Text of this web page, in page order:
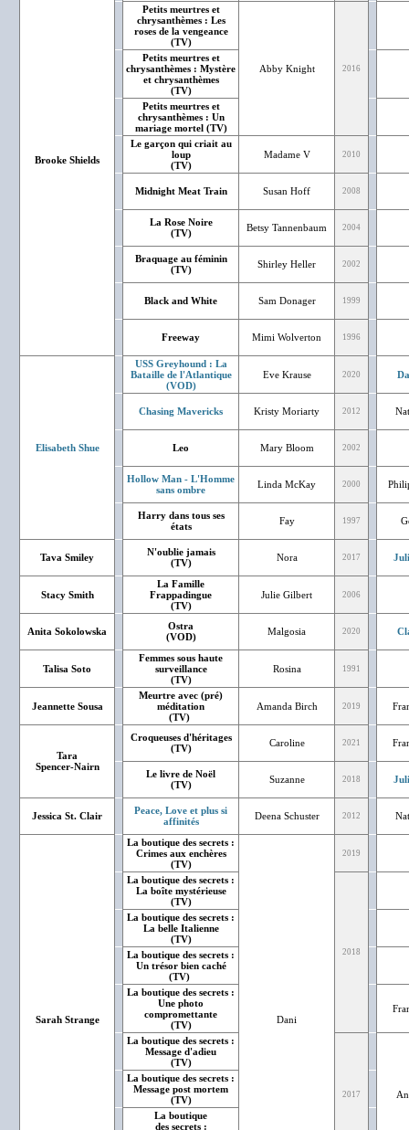
Brooke Shields
Petits meurtres et
chrysanthèmes : Les
roses de la vengeance
(TV)
Abby Knight 2016
Petits meurtres et
chrysanthèmes : Mystère
et chrysanthèmes
(TV)
Petits meurtres et
chrysanthèmes : Un
mariage mortel (TV)
Le garçon qui criait au
loup
(TV)
Madame V 2010
Midnight Meat Train Susan Hoff 2008
La Rose Noire
(TV)
Betsy Tannenbaum 2004
Braquage au féminin
(TV)
Shirley Heller 2002
Black and White Sam Donager 1999
Freeway Mimi Wolverton 1996
Elisabeth Shue
USS Greyhound : La
Bataille de l'Atlantique
(VOD)
Eve Krause 2020
Chasing Mavericks Kristy Moriarty 2012
Leo Mary Bloom 2002
Hollow Man - L'Homme
sans ombre
Linda McKay 2000
Harry dans tous ses
états
Fay 1997
Tava Smiley
N'oublie jamais
(TV)
Nora 2017
Stacy Smith
La Famille
Frappadingue
(TV)
Julie Gilbert 2006
Anita Sokolowska
Ostra
(VOD)
Malgosia 2020
Talisa Soto
Femmes sous haute
surveillance
(TV)
Rosina 1991
Jeannette Sousa
Meurtre avec (pré)
méditation
(TV)
Amanda Birch 2019
Tara
Spencer-Nairn
Croqueuses d'héritages
(TV)
Caroline 2021
Le livre de Noël
(TV)
Suzanne 2018
Jessica St. Clair
Peace, Love et plus si
affinités
Deena Schuster 2012
Sarah Strange
La boutique des secrets :
Crimes aux enchères
(TV)
Dani
2019
La boutique des secrets :
La boîte mystérieuse
(TV)
2018
La boutique des secrets :
La belle Italienne
(TV)
La boutique des secrets :
Un trésor bien caché
(TV)
La boutique des secrets :
Une photo
compromettante
(TV)
La boutique des secrets :
Message d'adieu
(TV)
2017
La boutique des secrets :
Message post mortem
(TV)
La boutique
des secrets :